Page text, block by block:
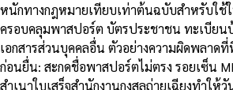
หนักทางกฎหมายเทียบเท่าต้นฉบับสำหรับใช้
ครอบคลุมพาสปอร์ต บัตรประชาชน ทะเบียน
เอกสารส่วนบุคคลอื่น ตัวอย่างความผิดพลาดที่
ก่อนยื่น: สะกดชื่อพาสปอร์ตไม่ตรง รอยเซ็น
สำเนาใบเสร็จสำนักงานกงสุลถ่ายเฉียงทำให้